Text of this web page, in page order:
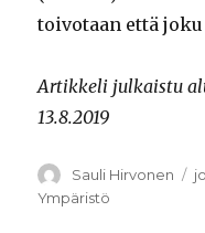
toivotaan että
Artikkeli julkaistu
13.8.2019
Kirjoittaja
Sauli Hirvonen
Ympäristö